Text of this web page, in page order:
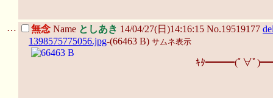
… 無念 Name としあき 14/04/27(日)14:16:15 No.19519177
1398575775056.jpg-(66463 B) サムネ表示
ｷﾀ━━━(ﾟ∀ﾟ